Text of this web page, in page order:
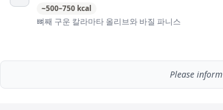
~500–750 kcal
뼈째 구운 칼라마타 올리브와 바질 파니스
Please